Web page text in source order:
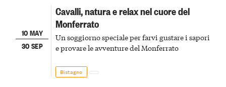
10 MAY
30 SEP
Cavalli, natura e relax nel cuore del
Monferrato
Un soggiorno speciale per farvi gustare i sapori
e provare le avventure del Monferrato
Bistagno